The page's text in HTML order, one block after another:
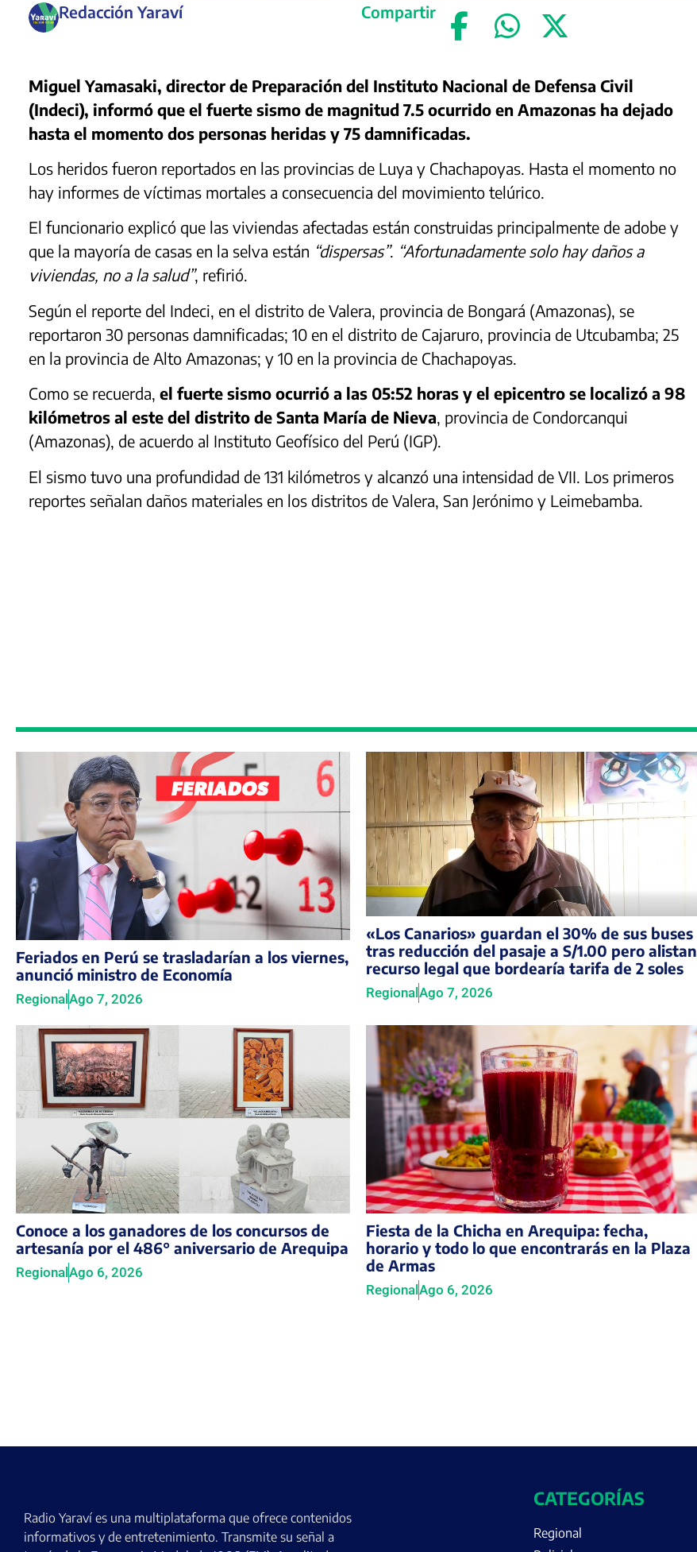
Redacción Yaraví Compartir
Miguel Yamasaki, director de Preparación del Instituto Nacional de Defensa Civil
(Indeci), informó que el fuerte sismo de magnitud 7.5 ocurrido en Amazonas ha dejado
hasta el momento dos personas heridas y 75 damnificadas.
Los heridos fueron reportados en las provincias de Luya y Chachapoyas. Hasta el momento no
hay informes de víctimas mortales a consecuencia del movimiento telúrico.
El funcionario explicó que las viviendas afectadas están construidas principalmente de adobe y
que la mayoría de casas en la selva están “dispersas”. “Afortunadamente solo hay daños a
viviendas, no a la salud”, refirió.
Según el reporte del Indeci, en el distrito de Valera, provincia de Bongará (Amazonas), se
reportaron 30 personas damnificadas; 10 en el distrito de Cajaruro, provincia de Utcubamba; 25
en la provincia de Alto Amazonas; y 10 en la provincia de Chachapoyas.
Como se recuerda, el fuerte sismo ocurrió a las 05:52 horas y el epicentro se localizó a 98
kilómetros al este del distrito de Santa María de Nieva, provincia de Condorcanqui
(Amazonas), de acuerdo al Instituto Geofísico del Perú (IGP).
El sismo tuvo una profundidad de 131 kilómetros y alcanzó una intensidad de VII. Los primeros
reportes señalan daños materiales en los distritos de Valera, San Jerónimo y Leimebamba.
Feriados en Perú se trasladarían a los viernes,
anunció ministro de Economía
RegionalAgo 7, 2026
«Los Canarios» guardan el 30% de sus buses
tras reducción del pasaje a S/1.00 pero alistan
recurso legal que bordearía tarifa de 2 soles
Regional Ago 7, 2026
Conoce a los ganadores de los concursos de
artesanía por el 486° aniversario de Arequipa
RegionalAgo 6, 2026
Fiesta de la Chicha en Arequipa: fecha,
horario y todo lo que encontrarás en la Plaza
de Armas
RegionalAgo 6, 2026
Radio Yaraví es una multiplataforma que ofrece contenidos
informativos y de entretenimiento. Transmite su señal a
CATEGORÍAS
Regional